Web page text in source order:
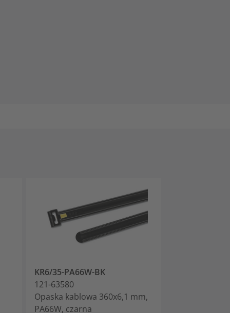
KR6/35-PA66W-BK
121-63580
Opaska kablowa 360x6,1 mm,
PA66W, czarna